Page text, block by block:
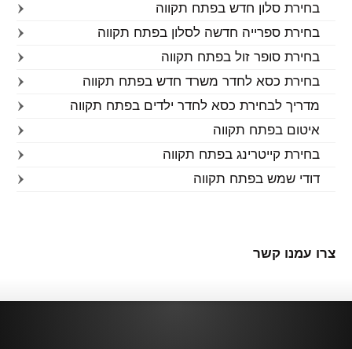
בחירת סלון חדש בפתח תקווה
בחירת ספרייה חדשה לסלון בפתח תקווה
בחירת סופר זול בפתח תקווה
בחירת כסא לחדר משרד חדש בפתח תקווה
מדריך לבחירת כסא לחדר ילדים בפתח תקווה
איטום בפתח תקווה
בחירת קייטרינג בפתח תקווה
דודי שמש בפתח תקווה
צרו עמנו קשר